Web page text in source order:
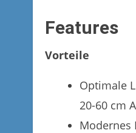
Features
Vorteile
Optimale
20-60 cm
Modernes